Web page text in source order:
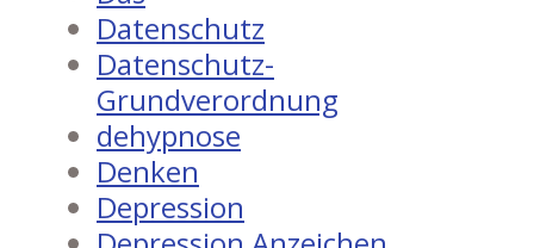
Datenschutz
Datenschutz-
Grundverordnung
dehypnose
Denken
Depression